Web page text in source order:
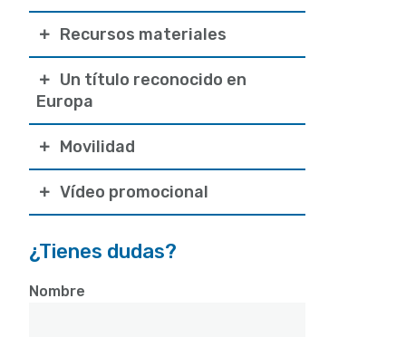
Recursos materiales
Un título reconocido en
Europa
Movilidad
Vídeo promocional
¿Tienes dudas?
Nombre